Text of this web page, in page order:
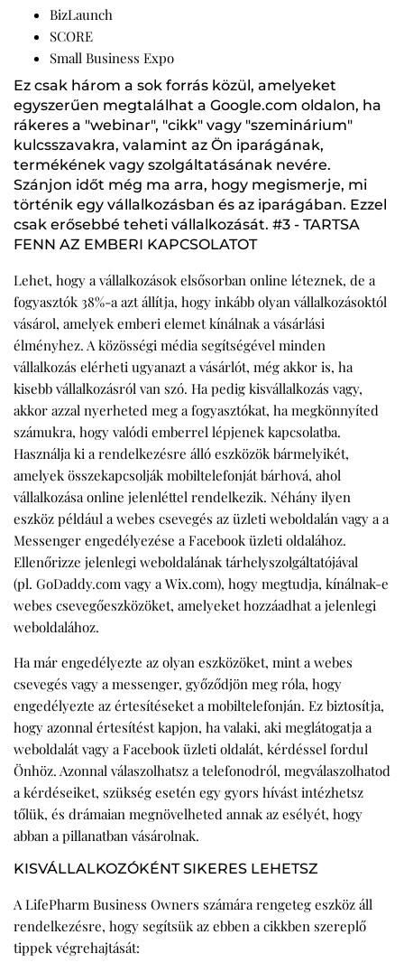
BizLaunch
SCORE
Small Business Expo
Ez csak három a sok forrás közül, amelyeket
egyszerűen megtalálhat a Google.com oldalon, ha
rákeres a "webinar", "cikk" vagy "szeminárium"
kulcsszavakra, valamint az Ön iparágának,
termékének vagy szolgáltatásának nevére.
Szánjon időt még ma arra, hogy megismerje, mi
történik egy vállalkozásban és az iparágában. Ezzel
csak erősebbé teheti vállalkozását. #3 - TARTSA
FENN AZ EMBERI KAPCSOLATOT
Lehet, hogy a vállalkozások elsősorban online léteznek, de a
fogyasztók 38%-a azt állítja, hogy inkább olyan vállalkozásoktól
vásárol, amelyek emberi elemet kínálnak a vásárlási
élményhez. A közösségi média segítségével minden
vállalkozás elérheti ugyanazt a vásárlót, még akkor is, ha
kisebb vállalkozásról van szó. Ha pedig kisvállalkozás vagy,
akkor azzal nyerheted meg a fogyasztókat, ha megkönnyíted
számukra, hogy valódi emberrel lépjenek kapcsolatba.
Használja ki a rendelkezésre álló eszközök bármelyikét,
amelyek összekapcsolják mobiltelefonját bárhová, ahol
vállalkozása online jelenléttel rendelkezik. Néhány ilyen
eszköz például a webes csevegés az üzleti weboldalán vagy a a
Messenger engedélyezése a Facebook üzleti oldalához.
Ellenőrizze jelenlegi weboldalának tárhelyszolgáltatójával
(pl. GoDaddy.com vagy a Wix.com), hogy megtudja, kínálnak-e
webes csevegőeszközöket, amelyeket hozzáadhat a jelenlegi
weboldalához.
Ha már engedélyezte az olyan eszközöket, mint a webes
csevegés vagy a messenger, győződjön meg róla, hogy
engedélyezte az értesítéseket a mobiltelefonján. Ez biztosítja,
hogy azonnal értesítést kapjon, ha valaki, aki meglátogatja a
weboldalát vagy a Facebook üzleti oldalát, kérdéssel fordul
Önhöz. Azonnal válaszolhatsz a telefonodról, megválaszolhatod
a kérdéseiket, szükség esetén egy gyors hívást intézhetsz
tőlük, és drámaian megnövelheted annak az esélyét, hogy
abban a pillanatban vásárolnak.
KISVÁLLALKOZÓKÉNT SIKERES LEHETSZ
A LifePharm Business Owners számára rengeteg eszköz áll
rendelkezésre, hogy segítsük az ebben a cikkben szereplő
tippek végrehajtását: